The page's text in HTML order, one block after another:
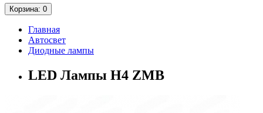
Корзина: 0
Главная
Автосвет
Диодные лампы
LED Лампы H4 ZMB